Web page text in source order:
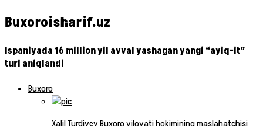
Buxoroisharif.uz
Ispaniyada 16 million yil avval yashagan yangi “ayiq-it”
turi aniqlandi
Buxoro